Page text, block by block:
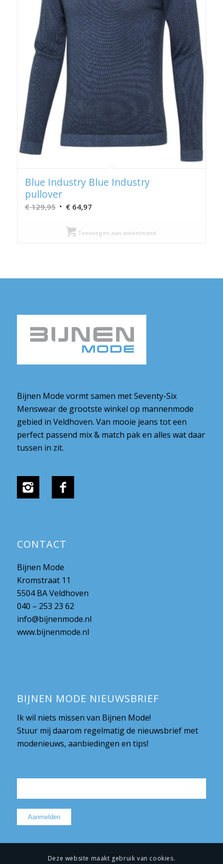
Blue Industry Blue Industry
pullover
€129,95 Oorspronkelijke
was:
€64,97Huidige
Toevoegen aan winkelmand
Bijnen Mode vormt samen met Seventy-Six
Menswear de grootste winkel op mannenmode
gebied in Veldhoven. Van mooie jeans tot een
perfect passend mix & match pak en alles wat daar
tussen in zit.
CONTACT
Bijnen Mode
Kromstraat 11
5504 BA Veldhoven
040 – 253 23 62
info@bijnenmode.nl
www.bijnenmode.nl
BIJNEN MODE NIEUWSBRIEF
Ik wil niets missen van Bijnen Mode!
Stuur mij daarom regelmatig de nieuwsbrief met
modenieuws, aanbiedingen en tips!
Deze website maakt gebruik van cookies.